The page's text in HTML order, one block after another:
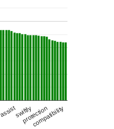
assistswiftly
protection
compatibility